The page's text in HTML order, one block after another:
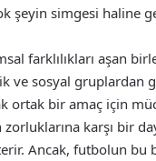
şeyin simgesi haline
farklılıkları aşan
ve sosyal gruplardan
ortak bir amaç için
karşı bir
Ancak, futbolun bu